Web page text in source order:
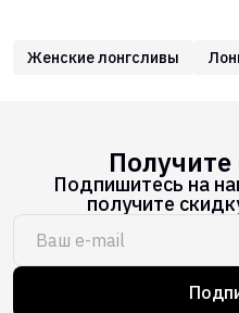
Женские лонгсливы
Подпишитесь на
получите